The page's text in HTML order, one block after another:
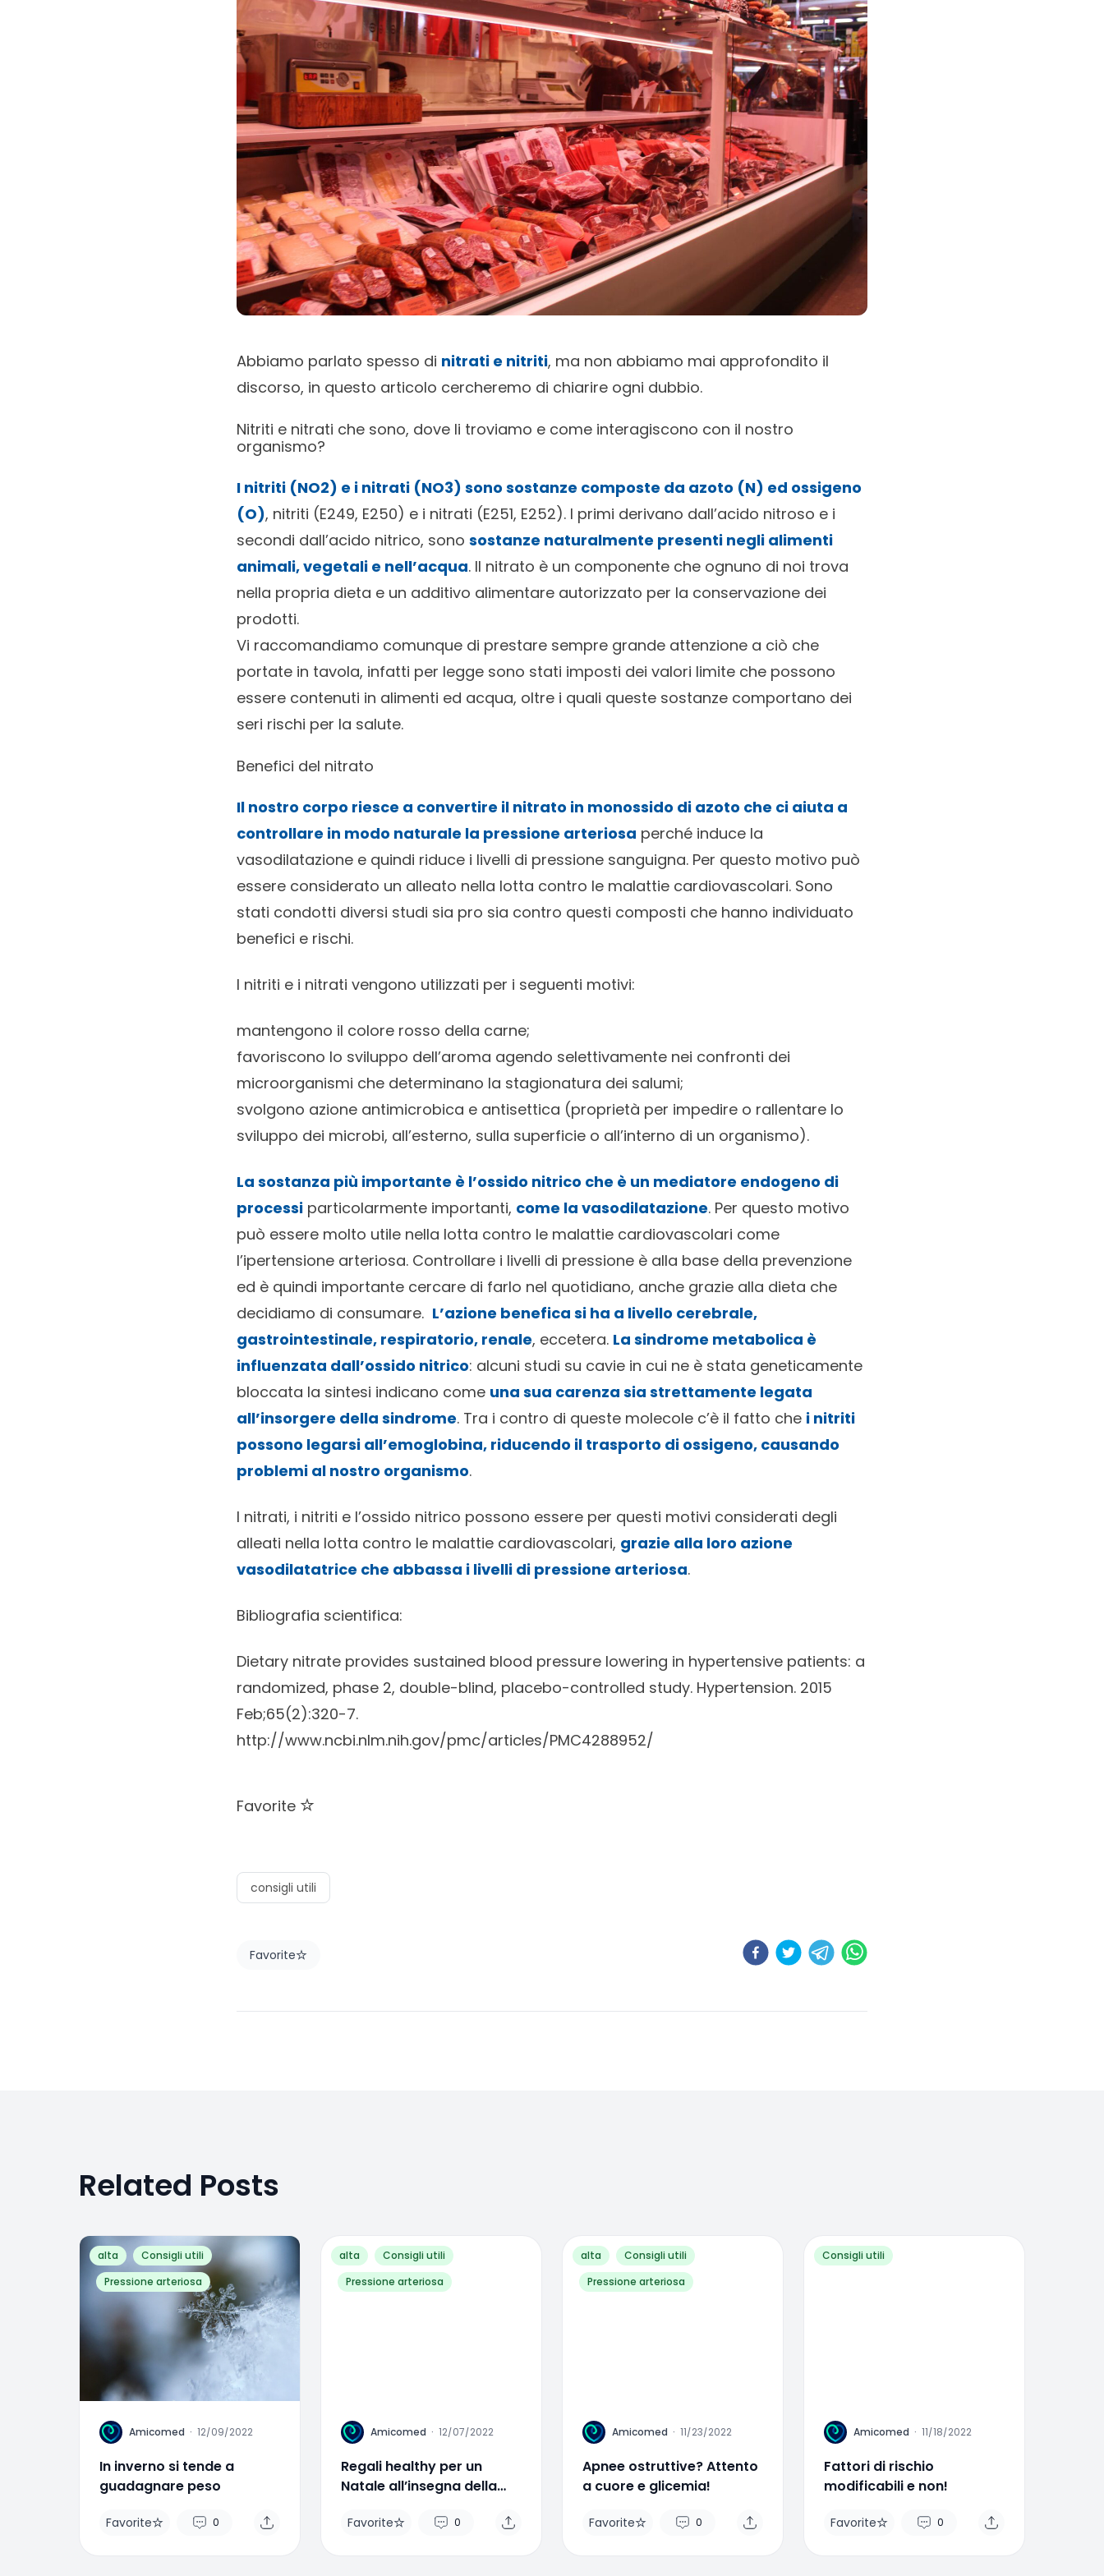
Abbiamo parlato spesso di nitrati e nitriti, ma non abbiamo mai approfondito il
discorso, in questo articolo cercheremo di chiarire ogni dubbio.
Nitriti e nitrati che sono, dove li troviamo e come interagiscono con il nostro
organismo?
I nitriti (NO2) e i nitrati (NO3) sono sostanze composte da azoto (N) ed ossigeno
(O), nitriti (E249, E250) e i nitrati (E251, E252). I primi derivano dall’acido nitroso e i
secondi dall’acido nitrico, sono sostanze naturalmente presenti negli alimenti
animali, vegetali e nell’acqua. Il nitrato è un componente che ognuno di noi trova
nella propria dieta e un additivo alimentare autorizzato per la conservazione dei
prodotti.
Vi raccomandiamo comunque di prestare sempre grande attenzione a ciò che
portate in tavola, infatti per legge sono stati imposti dei valori limite che possono
essere contenuti in alimenti ed acqua, oltre i quali queste sostanze comportano dei
seri rischi per la salute.
Benefici del nitrato
Il nostro corpo riesce a convertire il nitrato in monossido di azoto che ci aiuta a
controllare in modo naturale la pressione arteriosa perché induce la
vasodilatazione e quindi riduce i livelli di pressione sanguigna. Per questo motivo può
essere considerato un alleato nella lotta contro le malattie cardiovascolari. Sono
stati condotti diversi studi sia pro sia contro questi composti che hanno individuato
benefici e rischi.
I nitriti e i nitrati vengono utilizzati per i seguenti motivi:
mantengono il colore rosso della carne;
favoriscono lo sviluppo dell’aroma agendo selettivamente nei confronti dei
microorganismi che determinano la stagionatura dei salumi;
svolgono azione antimicrobica e antisettica (proprietà per impedire o rallentare lo
sviluppo dei microbi, all’esterno, sulla superficie o all’interno di un organismo).
La sostanza più importante è l’ossido nitrico che è un mediatore endogeno di
processi particolarmente importanti, come la vasodilatazione. Per questo motivo
può essere molto utile nella lotta contro le malattie cardiovascolari come
l’ipertensione arteriosa. Controllare i livelli di pressione è alla base della prevenzione
ed è quindi importante cercare di farlo nel quotidiano, anche grazie alla dieta che
decidiamo di consumare. L’azione benefica si ha a livello cerebrale,
gastrointestinale, respiratorio, renale, eccetera. La sindrome metabolica è
influenzata dall’ossido nitrico: alcuni studi su cavie in cui ne è stata geneticamente
bloccata la sintesi indicano come una sua carenza sia strettamente legata
all’insorgere della sindrome. Tra i contro di queste molecole c’è il fatto che i nitriti
possono legarsi all’emoglobina, riducendo il trasporto di ossigeno, causando
problemi al nostro organismo.
I nitrati, i nitriti e l’ossido nitrico possono essere per questi motivi considerati degli
alleati nella lotta contro le malattie cardiovascolari, grazie alla loro azione
vasodilatatrice che abbassa i livelli di pressione arteriosa.
Bibliografia scientifica:
Dietary nitrate provides sustained blood pressure lowering in hypertensive patients: a
randomized, phase 2, double-blind, placebo-controlled study. Hypertension. 2015
Feb;65(2):320-7.
http://www.ncbi.nlm.nih.gov/pmc/articles/PMC4288952/
Favorite
consigli utili
Favorite
Related Posts
alta
Consigli utili
Pressione arteriosa
A Amicomed · 12/09/2022
In inverno si tende a
guadagnare peso
Favorite 0
alta
Consigli utili
Pressione arteriosa
A Amicomed · 12/07/2022
Regali healthy per un
Natale all’insegna della
Favorite 0
alta
Consigli utili
Pressione arteriosa
A Amicomed · 11/23/2022
Apnee ostruttive? Attento
a cuore e glicemia!
Favorite 0
Consigli utili
A Amicomed · 11/18/2022
Fattori di rischio
modificabili e non!
Favorite 0